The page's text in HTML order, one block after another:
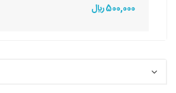
500,000 ريال